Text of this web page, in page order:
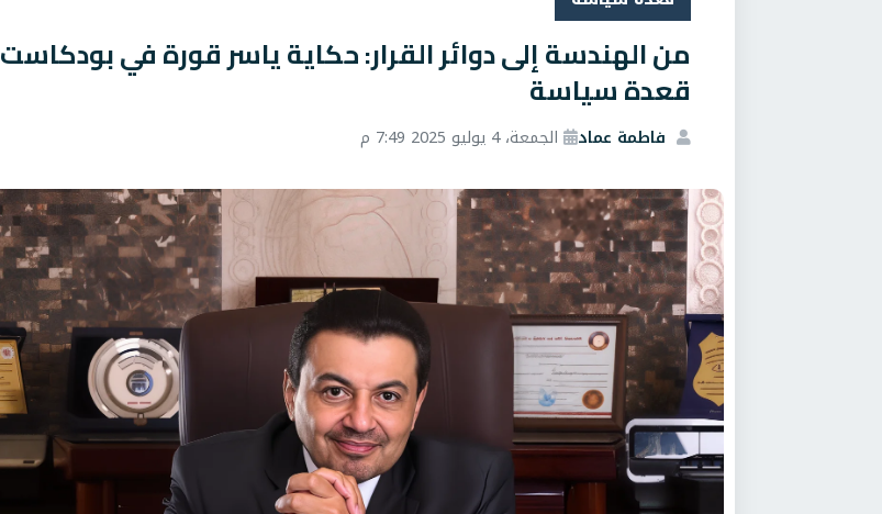
من الهندسة إلى دوائر القرار: حكاية ياسر قورة في بودكاست
قعدة سياسة
فاطمة عماد الجمعة، 4 يوليو 2025 7:49 م